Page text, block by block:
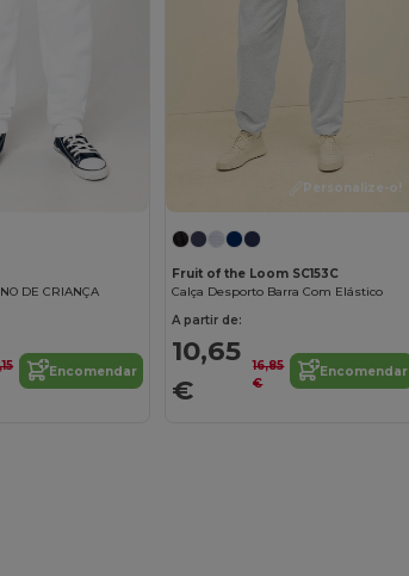
DE CRIANÇA
Encomendar
Personalize-o!
Fruit of the Loom SC153C
Calça Desporto Barra Com Elástico
A partir de:
10,65
€
16,85
€
Encomendar